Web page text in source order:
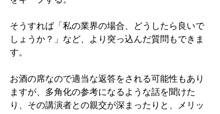
そうすれば「私の業界の場合、どうしたら良いで
しょうか？」など、より突っ込んだ質問もできま
す。
お酒の席なので適当な返答をされる可能性もあり
ますが、多角化の参考になるような話を聞けた
り、その講演者との親交が深まったりと、メリッ